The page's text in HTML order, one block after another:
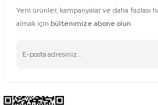
Yeni ürünler, kampanyalar ve daha fazlası
almak için bültenimize abone olun.